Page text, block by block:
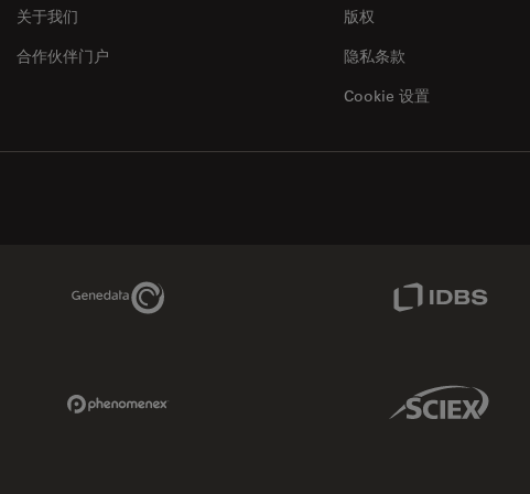
关于我们
合作伙伴门户
版权
隐私条款
Cookie 设置
Genedata Link
Sciex Link